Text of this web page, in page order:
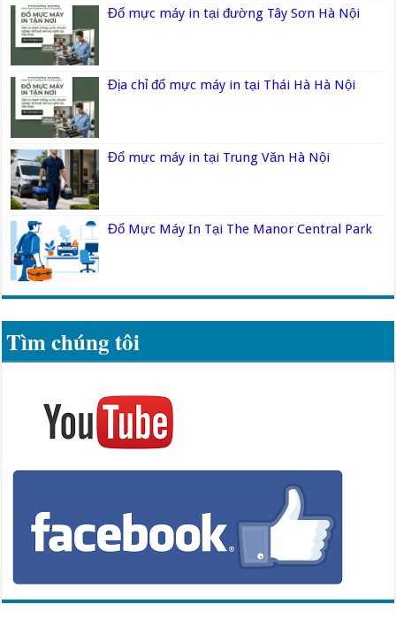
Đổ mực máy in tại đường Tây Sơn Hà Nội
Địa chỉ đổ mực máy in tại Thái Hà Hà Nội
Đổ mực máy in tại Trung Văn Hà Nội
Đổ Mực Máy In Tại The Manor Central Park
Tìm chúng tôi